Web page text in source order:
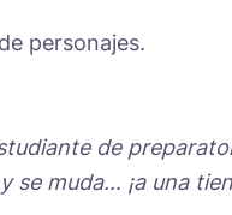
personajes.
de
se muda… ¡a una